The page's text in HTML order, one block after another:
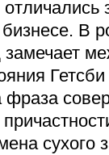
В
фраза
сухого